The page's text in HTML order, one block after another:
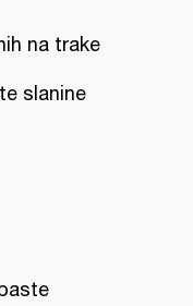
na trake
slanine